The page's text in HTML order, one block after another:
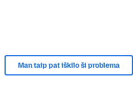
Man taip pat iškilo ši problema